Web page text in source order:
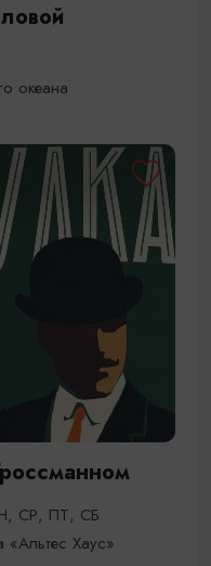
океана
СР, ПТ, СБ
«Альтес Хаус»